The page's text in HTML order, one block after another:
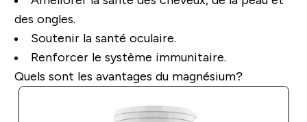
des ongles.
Soutenir la santé oculaire.
Renforcer le système immunitaire.
Quels sont les avantages du magnésium?